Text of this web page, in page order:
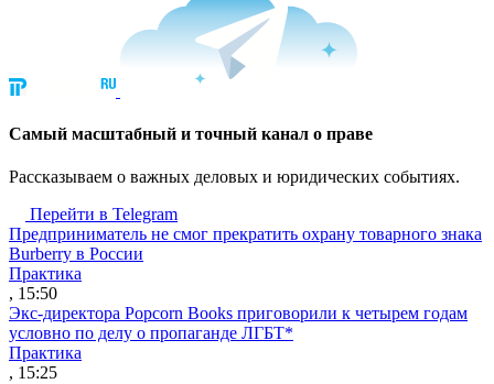
Cамый масштабный и точный канал о праве
Рассказываем о важных деловых и юридических событиях.
Перейти в Telegram
Предприниматель не смог прекратить охрану товарного знака
Burberry в России
Практика
, 15:50
Экс-директора Popcorn Books приговорили к четырем годам
условно по делу о пропаганде ЛГБТ*
Практика
, 15:25